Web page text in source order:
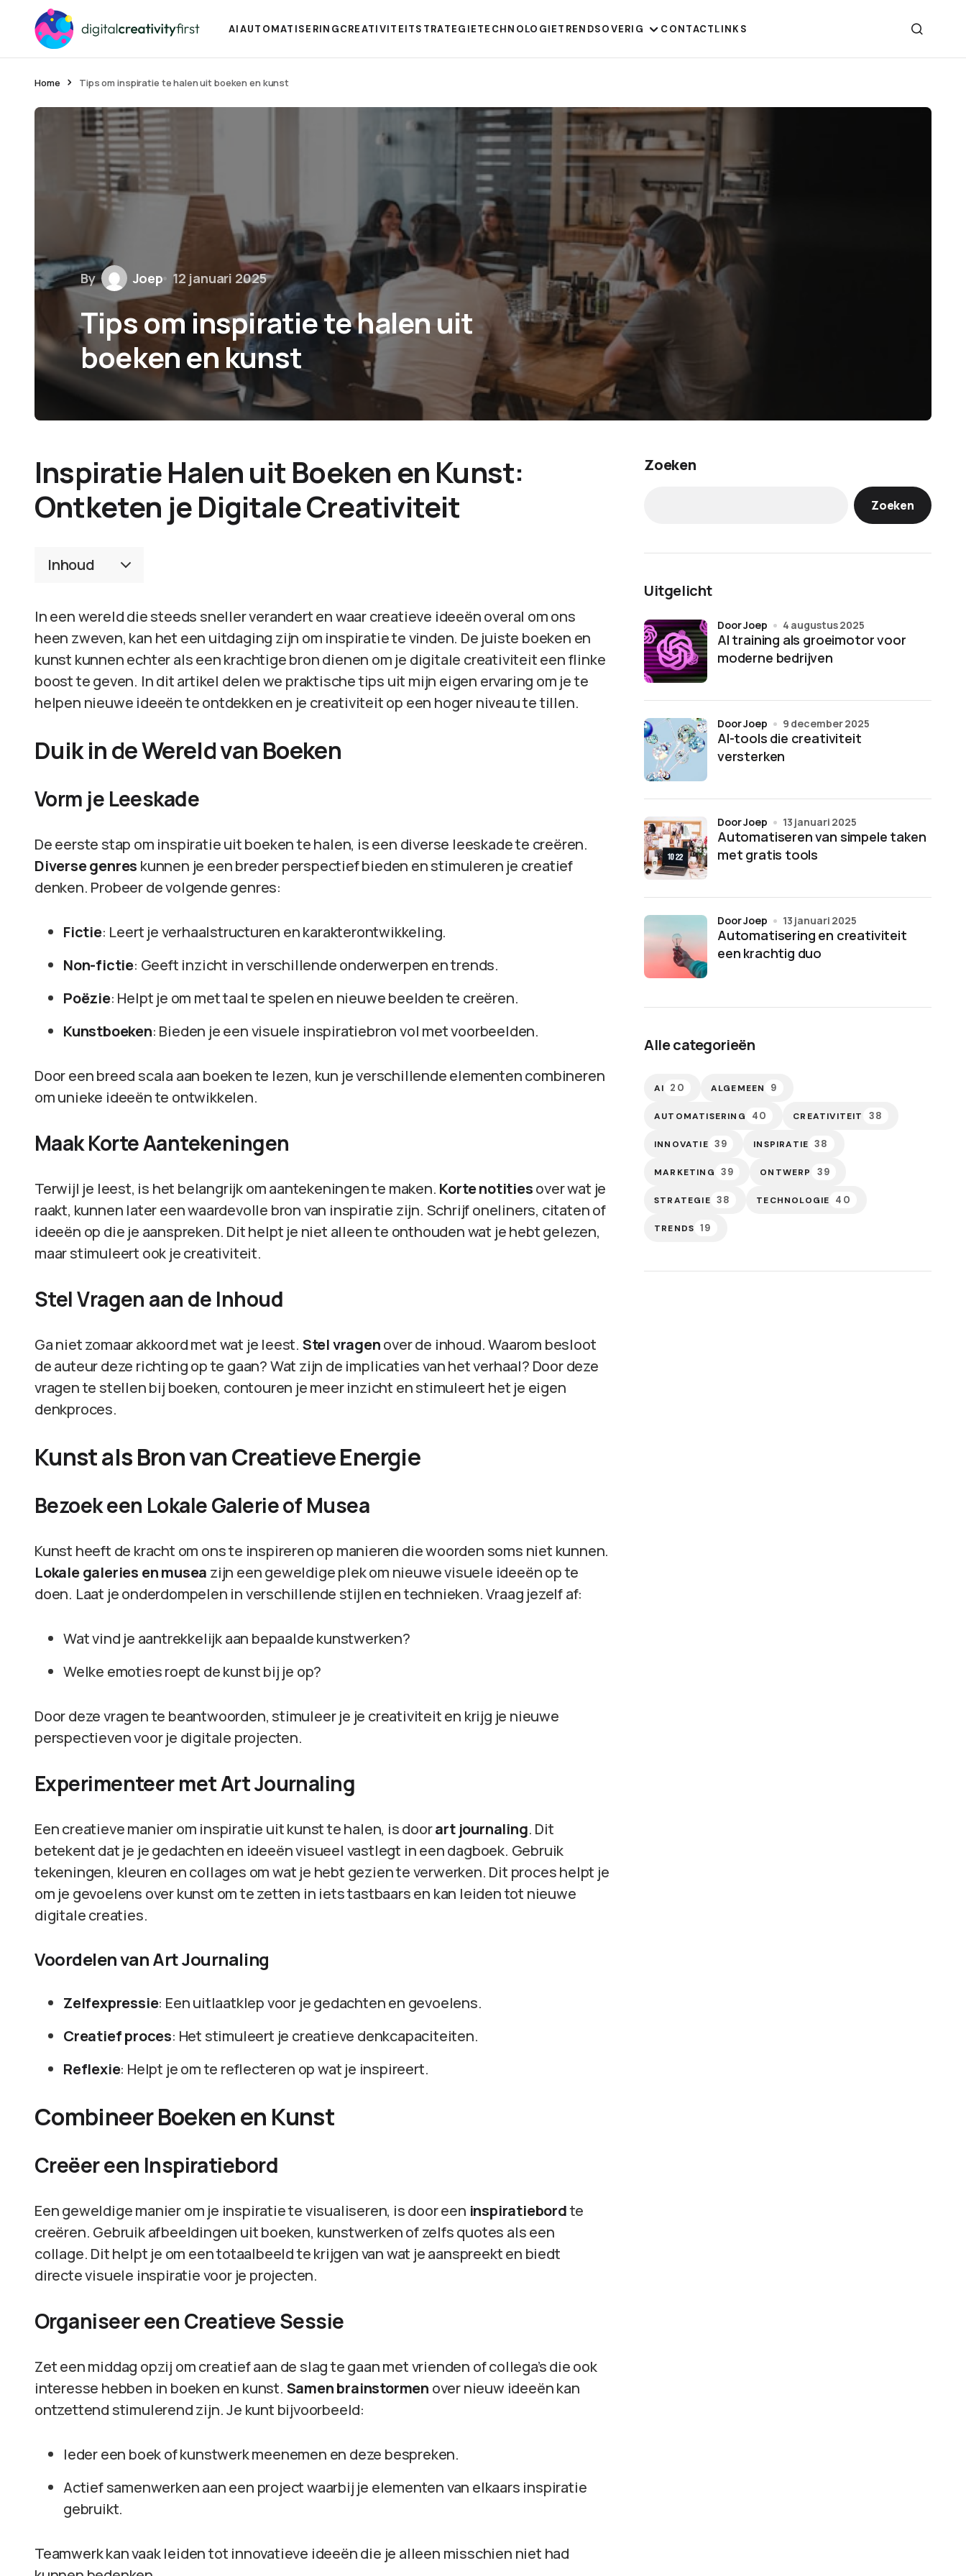
AIAUTOMATISERINGCREATIVITEITSTRATEGIETECHNOLOGIETRENDSOVERIG CONTACTLINKS
Home Tips om inspiratie te halen uit boeken en kunst
By Joep 12 januari 2025
Tips om inspiratie te halen uit
boeken en kunst
Inspiratie Halen uit Boeken en Kunst:
Ontketen je Digitale Creativiteit
Inhoud
In een wereld die steeds sneller verandert en waar creatieve ideeën overal om ons
heen zweven, kan het een uitdaging zijn om inspiratie te vinden. De juiste boeken en
kunst kunnen echter als een krachtige bron dienen om je digitale creativiteit een flinke
boost te geven. In dit artikel delen we praktische tips uit mijn eigen ervaring om je te
helpen nieuwe ideeën te ontdekken en je creativiteit op een hoger niveau te tillen.
Duik in de Wereld van Boeken
Vorm je Leeskade
De eerste stap om inspiratie uit boeken te halen, is een diverse leeskade te creëren.
Diverse genres kunnen je een breder perspectief bieden en stimuleren je creatief
denken. Probeer de volgende genres:
Fictie: Leert je verhaalstructuren en karakterontwikkeling.
Non-fictie: Geeft inzicht in verschillende onderwerpen en trends.
Poëzie: Helpt je om met taal te spelen en nieuwe beelden te creëren.
Kunstboeken: Bieden je een visuele inspiratiebron vol met voorbeelden.
Door een breed scala aan boeken te lezen, kun je verschillende elementen combineren
om unieke ideeën te ontwikkelen.
Maak Korte Aantekeningen
Terwijl je leest, is het belangrijk om aantekeningen te maken. Korte notitiesover wat je
raakt, kunnen later een waardevolle bron van inspiratie zijn. Schrijf oneliners, citaten of
ideeën op die je aanspreken. Dit helpt je niet alleen te onthouden wat je hebt gelezen,
maar stimuleert ook je creativiteit.
Stel Vragen aan de Inhoud
Ga niet zomaar akkoord met wat je leest. Stel vragenover de inhoud. Waarom besloot
de auteur deze richting op te gaan? Wat zijn de implicaties van het verhaal? Door deze
vragen te stellen bij boeken, contouren je meer inzicht en stimuleert het je eigen
denkproces.
Kunst als Bron van Creatieve Energie
Bezoek een Lokale Galerie of Musea
Kunst heeft de kracht om ons te inspireren op manieren die woorden soms niet kunnen.
Lokale galeries en musea zijn een geweldige plek om nieuwe visuele ideeën op te
doen. Laat je onderdompelen in verschillende stijlen en technieken. Vraag jezelf af:
Wat vind je aantrekkelijk aan bepaalde kunstwerken?
Welke emoties roept de kunst bij je op?
Door deze vragen te beantwoorden, stimuleer je je creativiteit en krijg je nieuwe
perspectieven voor je digitale projecten.
Experimenteer met Art Journaling
Een creatieve manier om inspiratie uit kunst te halen, is doorart journaling. Dit
betekent dat je je gedachten en ideeën visueel vastlegt in een dagboek. Gebruik
tekeningen, kleuren en collages om wat je hebt gezien te verwerken. Dit proces helpt je
om je gevoelens over kunst om te zetten in iets tastbaars en kan leiden tot nieuwe
digitale creaties.
Voordelen van Art Journaling
Zelfexpressie: Een uitlaatklep voor je gedachten en gevoelens.
Creatief proces: Het stimuleert je creatieve denkcapaciteiten.
Reflexie: Helpt je om te reflecteren op wat je inspireert.
Combineer Boeken en Kunst
Creëer een Inspiratiebord
Een geweldige manier om je inspiratie te visualiseren, is door een inspiratiebordte
creëren. Gebruik afbeeldingen uit boeken, kunstwerken of zelfs quotes als een
collage. Dit helpt je om een totaalbeeld te krijgen van wat je aanspreekt en biedt
directe visuele inspiratie voor je projecten.
Organiseer een Creatieve Sessie
Zet een middag opzij om creatief aan de slag te gaan met vrienden of collega’s die ook
interesse hebben in boeken en kunst. Samen brainstormen over nieuw ideeën kan
ontzettend stimulerend zijn. Je kunt bijvoorbeeld:
Ieder een boek of kunstwerk meenemen en deze bespreken.
Actief samenwerken aan een project waarbij je elementen van elkaars inspiratie
gebruikt.
Teamwerk kan vaak leiden tot innovatieve ideeën die je alleen misschien niet had
Zoeken
Zoeken
Uitgelicht
AI training als groeimotor voor
moderne bedrijven
door Joep 4 augustus 2025
AI-tools die creativiteit
versterken
door Joep 9 december 2025
Automatiseren van simpele taken
met gratis tools
door Joep 13 januari 2025
Automatisering en creativiteit
een krachtig duo
door Joep 13 januari 2025
Alle categorieën
AI 20 ALGEMEEN 9
AUTOMATISERING 40 CREATIVITEIT 38
INNOVATIE 39 INSPIRATIE 38
MARKETING 39 ONTWERP 39
STRATEGIE 38 TECHNOLOGIE 40
TRENDS 19